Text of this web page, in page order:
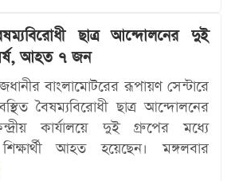
ছাত্র আন্দোলনের দুই
আহত ৭ জন
বাংলামোটরের রূপায়ণ সেন্টারে
বৈষম্যবিরোধী ছাত্র আন্দোলনের
কার্যালয়ে দুই গ্রুপের মধ্যে
আহত হয়েছেন। মঙ্গলবার